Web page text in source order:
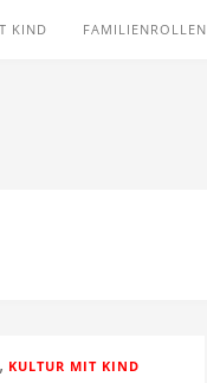
KIND FAMILIENROLLEN
, KULTUR MIT KIND